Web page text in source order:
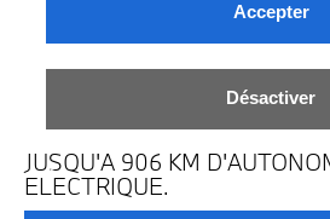
Accepter
Désactiver
LA NOUVELLE
FIRST EDITION.
JUSQU'A 906 KM
ELECTRIQUE.